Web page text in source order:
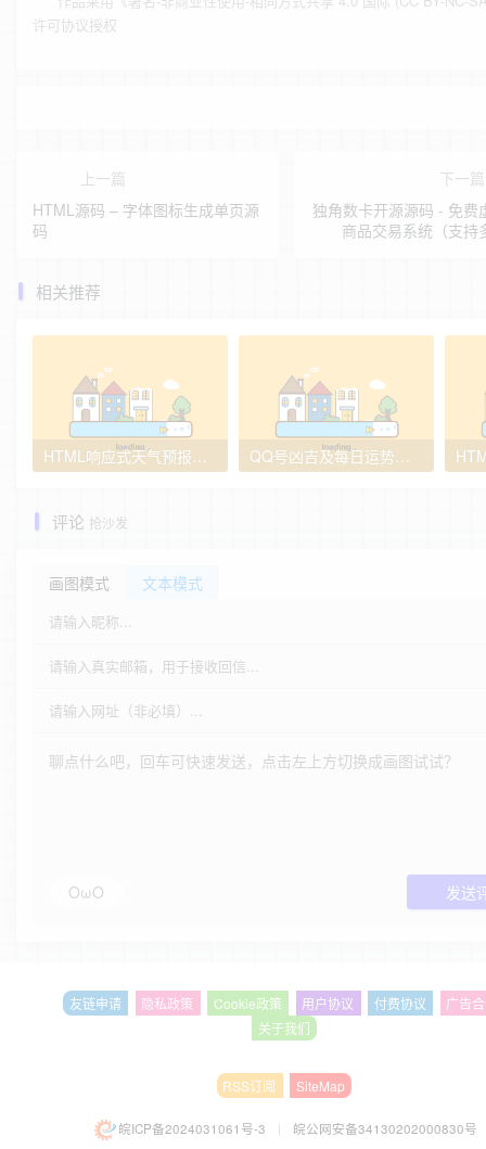
许可协议授权
上一篇
HTML源码 – 字体图标生成单页源
码
下一
独角数卡开源源码 - 免费
商品交易系统（支持
相关推荐
评论 抢沙发
画图模式 文本模式
OωO 发送
友链申请 隐私政策 Cookie政策 用户协议 付费协议
广告
关于我们
RSS订阅 SiteMap
皖ICP备2024031061号-3 | 皖公网安备34130202000830号